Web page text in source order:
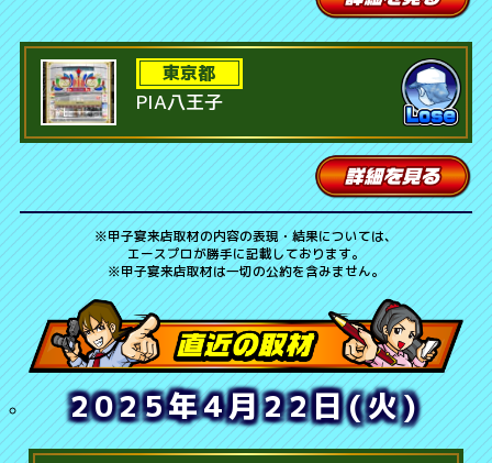
東京都
PIA八王子
※甲子宴来店取材の内容の表現・結果については、
エースプロが勝手に記載しております。
※甲子宴来店取材は一切の公約を含みません。
2025年4月22日(火)